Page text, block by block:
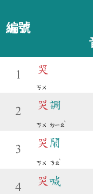
編號
1 哭
ㄎㄨ
2
哭 調
ㄎㄨ ㄉㄧㄠ
ˋ
3
哭 鬧
ㄎㄨ ㄋㄠ
ˋ
4
哭 喊